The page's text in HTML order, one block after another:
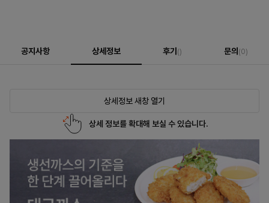
공지사항 상세정보 후기 () 문의 (0)
상세정보 새창 열기
상세 정보를 확대해 보실 수 있습니다.